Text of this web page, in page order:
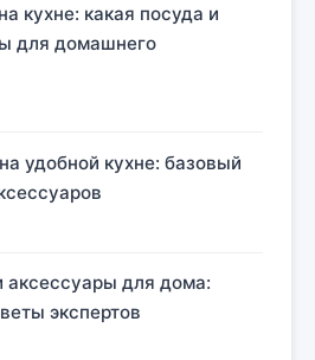
кухне: какая посуда и
для домашнего
удобной кухне: базовый
аксессуары для дома:
экспертов